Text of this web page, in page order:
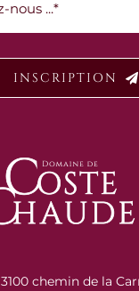
INSCRIPTION
3100 chemin de la